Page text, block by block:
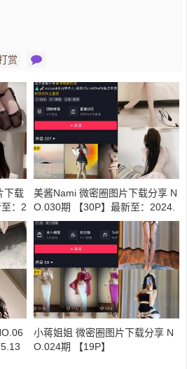
赏
下载
：2
美酱Nami 微密圈图片下载分享 N
O.030期 【30P】最新至：2024.
9.14
小蒋姐姐 微密圈图片下载分享 N
O.024期 【19P】